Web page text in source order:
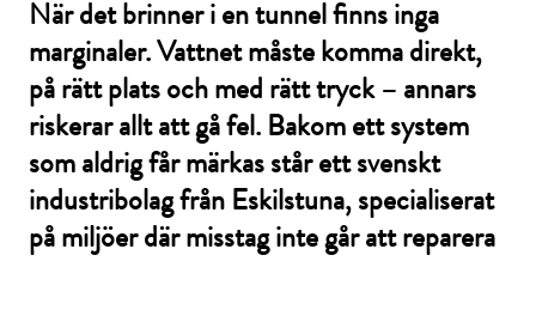
När det brinner i en tunnel finns inga
marginaler. Vattnet måste komma direkt,
på rätt plats och med rätt tryck – annars
riskerar allt att gå fel. Bakom ett system
som aldrig får märkas står ett svenskt
industribolag från Eskilstuna, specialiserat
på miljöer där misstag inte går att reparera